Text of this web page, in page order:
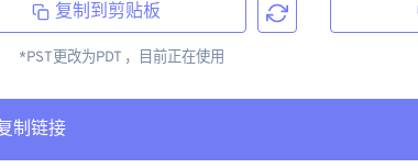
复制到剪贴板
*PST更改为PDT ，目前正在使用
制链接